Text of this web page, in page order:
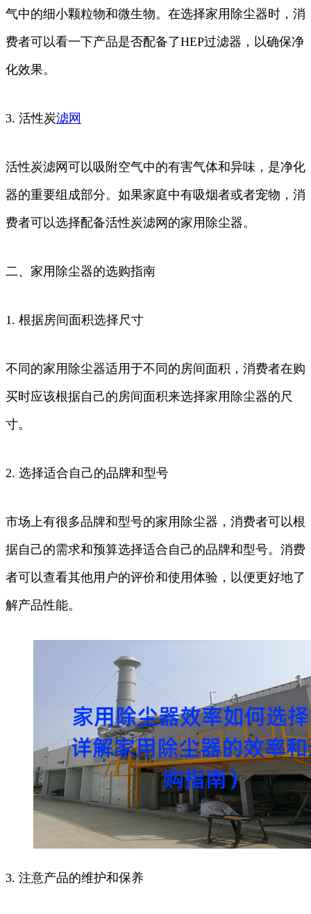
气中的细小颗粒物和微生物。在选择家用除尘器时，消
费者可以看一下产品是否配备了HEP过滤器，以确保净
化效果。
3. 活性炭滤网
活性炭滤网可以吸附空气中的有害气体和异味，是净化
器的重要组成部分。如果家庭中有吸烟者或者宠物，消
费者可以选择配备活性炭滤网的家用除尘器。
二、家用除尘器的选购指南
1. 根据房间面积选择尺寸
不同的家用除尘器适用于不同的房间面积，消费者在购
买时应该根据自己的房间面积来选择家用除尘器的尺
寸。
2. 选择适合自己的品牌和型号
市场上有很多品牌和型号的家用除尘器，消费者可以根
据自己的需求和预算选择适合自己的品牌和型号。消费
者可以查看其他用户的评价和使用体验，以便更好地了
解产品性能。
3. 注意产品的维护和保养